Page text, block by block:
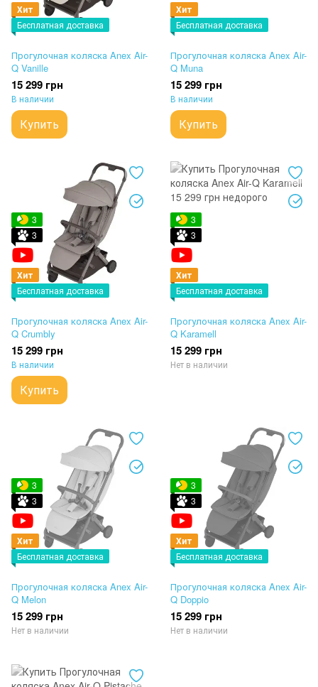
Хит
Бесплатная доставка
Прогулочная коляска Anex Air-
Q Vanille
15 299 грн
В наличии
Купить
Хит
Бесплатная доставка
Прогулочная коляска Anex Air-
Q Muna
15 299 грн
В наличии
Купить
3
3
Хит
Бесплатная доставка
Прогулочная коляска Anex Air-
Q Crumbly
15 299 грн
В наличии
Купить
3
3
Хит
Бесплатная доставка
Прогулочная коляска Anex Air-
Q Karamell
15 299 грн
Нет в наличии
3
3
Хит
Бесплатная доставка
Прогулочная коляска Anex Air-
Q Melon
15 299 грн
Нет в наличии
3
3
Хит
Бесплатная доставка
Прогулочная коляска Anex Air-
Q Doppio
15 299 грн
Нет в наличии